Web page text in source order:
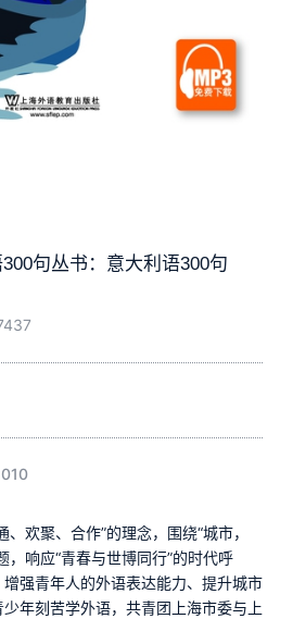
句丛书：意大利语300句
欢聚、合作”的理念，围绕“城市，
，响应“青春与世博同行”的时代呼
强青年人的外语表达能力、提升城市
年刻苦学外语，共青团上海市委与上